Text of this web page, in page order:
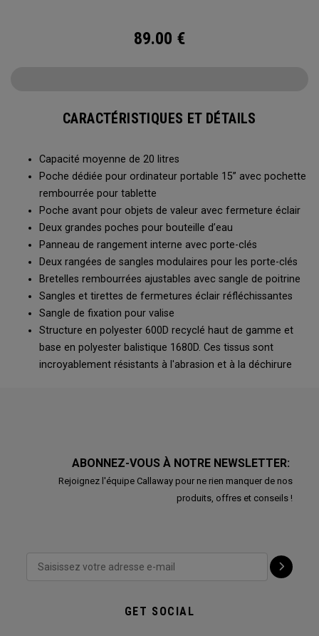
89.00 €
CARACTÉRISTIQUES ET DÉTAILS
Capacité moyenne de 20 litres
Poche dédiée pour ordinateur portable 15” avec pochette
rembourrée pour tablette
Poche avant pour objets de valeur avec fermeture éclair
Deux grandes poches pour bouteille d’eau
Panneau de rangement interne avec porte-clés
Deux rangées de sangles modulaires pour les porte-clés
Bretelles rembourrées ajustables avec sangle de poitrine
Sangles et tirettes de fermetures éclair réfléchissantes
Sangle de fixation pour valise
Structure en polyester 600D recyclé haut de gamme et
base en polyester balistique 1680D. Ces tissus sont
incroyablement résistants à l'abrasion et à la déchirure
ABONNEZ-VOUS À NOTRE NEWSLETTER:
Rejoignez l'équipe Callaway pour ne rien manquer de nos
produits, offres et conseils !
GET SOCIAL